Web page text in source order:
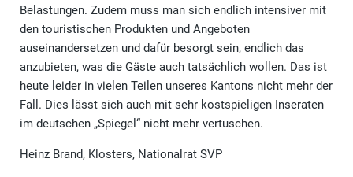
Belastungen. Zudem muss man sich endlich intensiver mit
den touristischen Produkten und Angeboten
auseinandersetzen und dafür besorgt sein, endlich das
anzubieten, was die Gäste auch tatsächlich wollen. Das ist
heute leider in vielen Teilen unseres Kantons nicht mehr der
Fall. Dies lässt sich auch mit sehr kostspieligen Inseraten
im deutschen „Spiegel“ nicht mehr vertuschen.
Heinz Brand, Klosters, Nationalrat SVP